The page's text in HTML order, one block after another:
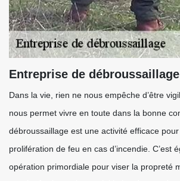
Entreprise de débroussaillage
Dans la vie, rien ne nous empêche d’être
nous permet vivre en toute dans la bonne
débroussaillage est une activité efficace
prolifération de feu en cas d’incendie. C’est
opération primordiale pour viser la propreté